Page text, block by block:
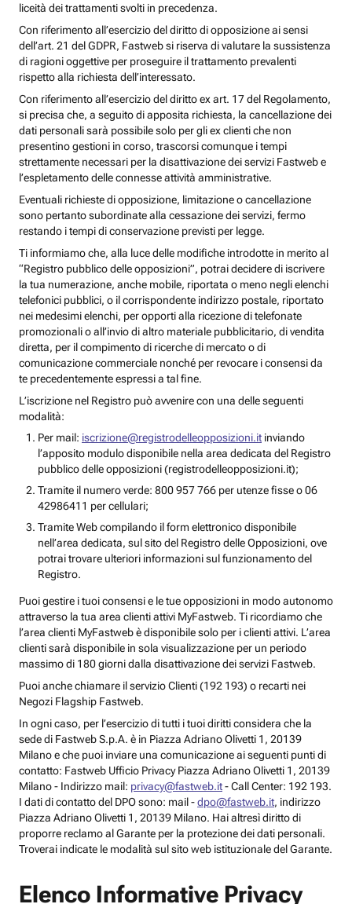
liceità dei trattamenti svolti in precedenza.
Con riferimento all’esercizio del diritto di opposizione ai sensi
dell’art. 21 del GDPR, Fastweb si riserva di valutare la sussistenza
di ragioni oggettive per proseguire il trattamento prevalenti
rispetto alla richiesta dell’interessato.
Con riferimento all’esercizio del diritto ex art. 17 del Regolamento,
si precisa che, a seguito di apposita richiesta, la cancellazione dei
dati personali sarà possibile solo per gli ex clienti che non
presentino gestioni in corso, trascorsi comunque i tempi
strettamente necessari per la disattivazione dei servizi Fastweb e
l’espletamento delle connesse attività amministrative.
Eventuali richieste di opposizione, limitazione o cancellazione
sono pertanto subordinate alla cessazione dei servizi, fermo
restando i tempi di conservazione previsti per legge.
Ti informiamo che, alla luce delle modifiche introdotte in merito al
“Registro pubblico delle opposizioni”, potrai decidere di iscrivere
la tua numerazione, anche mobile, riportata o meno negli elenchi
telefonici pubblici, o il corrispondente indirizzo postale, riportato
nei medesimi elenchi, per opporti alla ricezione di telefonate
promozionali o all’invio di altro materiale pubblicitario, di vendita
diretta, per il compimento di ricerche di mercato o di
comunicazione commerciale nonché per revocare i consensi da
te precedentemente espressi a tal fine.
L’iscrizione nel Registro può avvenire con una delle seguenti
modalità:
Per mail: iscrizione@registrodelleopposizioni.it inviando
l’apposito modulo disponibile nella area dedicata del Registro
pubblico delle opposizioni (registrodelleopposizioni.it);
Tramite il numero verde: 800 957 766 per utenze fisse o 06
42986411 per cellulari;
Tramite Web compilando il form elettronico disponibile
nell’area dedicata, sul sito del Registro delle Opposizioni, ove
potrai trovare ulteriori informazioni sul funzionamento del
Registro.
Puoi gestire i tuoi consensi e le tue opposizioni in modo autonomo
attraverso la tua area clienti attivi MyFastweb. Ti ricordiamo che
l’area clienti MyFastweb è disponibile solo per i clienti attivi. L’area
clienti sarà disponibile in sola visualizzazione per un periodo
massimo di 180 giorni dalla disattivazione dei servizi Fastweb.
Puoi anche chiamare il servizio Clienti (192 193) o recarti nei
Negozi Flagship Fastweb.
In ogni caso, per l’esercizio di tutti i tuoi diritti considera che la
sede di Fastweb S.p.A. è in Piazza Adriano Olivetti 1, 20139
Milano e che puoi inviare una comunicazione ai seguenti punti di
contatto: Fastweb Ufficio Privacy Piazza Adriano Olivetti 1, 20139
Milano - Indirizzo mail: privacy@fastweb.it- Call Center: 192 193.
I dati di contatto del DPO sono: mail -dpo@fastweb.it, indirizzo
Piazza Adriano Olivetti 1, 20139 Milano. Hai altresì diritto di
proporre reclamo al Garante per la protezione dei dati personali.
Troverai indicate le modalità sul sito web istituzionale del Garante.
Elenco Informative Privacy